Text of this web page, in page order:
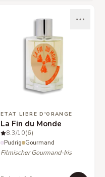
ETAT LIBRE D'ORANGE
La Fin du Monde
8.3/10(6)
Pudrig Gourmand
Filmischer Gourmand-Iris